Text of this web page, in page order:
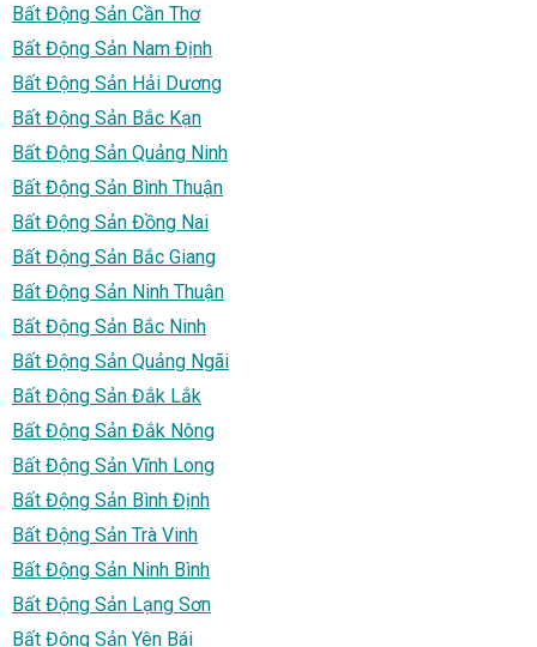
Bất Động Sản Cần Thơ
Bất Động Sản Nam Định
Bất Động Sản Hải Dương
Bất Động Sản Bắc Kạn
Bất Động Sản Quảng Ninh
Bất Động Sản Bình Thuận
Bất Động Sản Đồng Nai
Bất Động Sản Bắc Giang
Bất Động Sản Ninh Thuận
Bất Động Sản Bắc Ninh
Bất Động Sản Quảng Ngãi
Bất Động Sản Đắk Lắk
Bất Động Sản Đắk Nông
Bất Động Sản Vĩnh Long
Bất Động Sản Bình Định
Bất Động Sản Trà Vinh
Bất Động Sản Ninh Bình
Bất Động Sản Lạng Sơn
Bất Động Sản Yên Bái